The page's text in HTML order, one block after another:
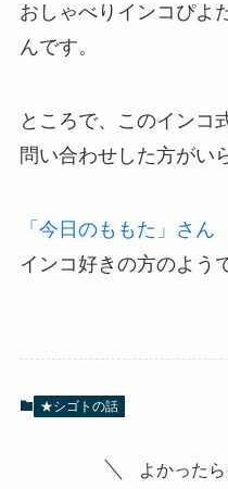
おしゃべりインコぴよ
んです。
ところで、このインコ
問い合わせした方がい
「今日のももた」さん
インコ好きの方のよう
★シゴトの話
よかった